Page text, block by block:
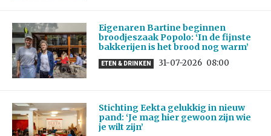
Eigenaren Bartine beginnen
broodjeszaak Popolo: ‘In de fijnste
bakkerijen is het brood nog warm’
ETEN & DRINKEN 31-07-2026 08:00
Stichting Eekta gelukkig in nieuw
pand: ‘Je mag hier gewoon zijn wie
je wilt zijn’